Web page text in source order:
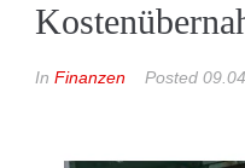
In Finanzen Posted